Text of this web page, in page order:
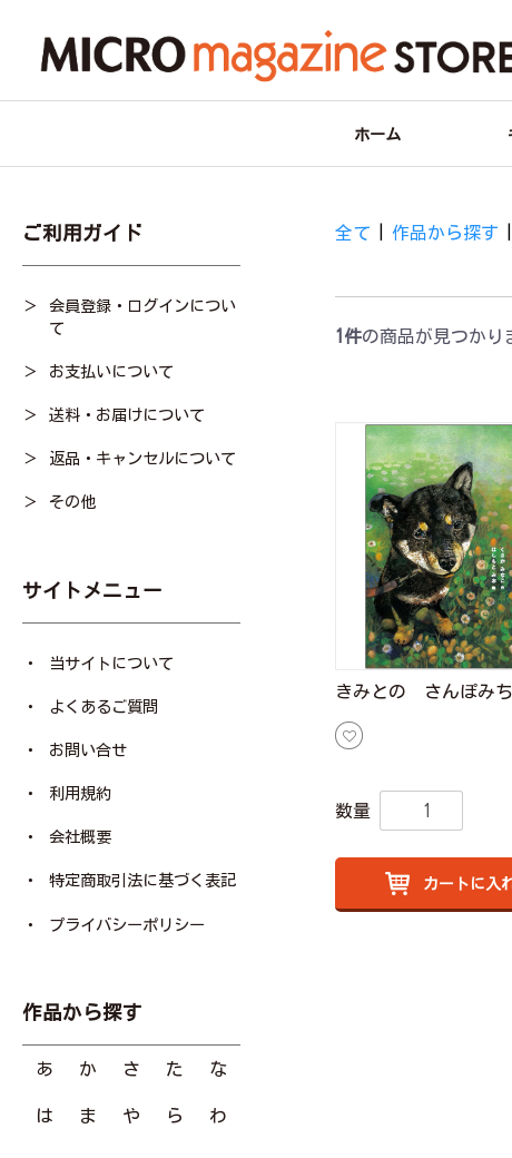
ホーム
ご利用ガイド
会員登録・ログインについ
て
お支払いについて
送料・お届けについて
返品・キャンセルについて
その他
サイトメニュー
当サイトについて
よくあるご質問
お問い合せ
利用規約
会社概要
特定商取引法に基づく表記
プライバシーポリシー
作品から探す
あ か さ た な
は ま や ら わ
全て 作品から探す
1件の商品が見つかり
きみとの さんぽみち
数量
カートに入